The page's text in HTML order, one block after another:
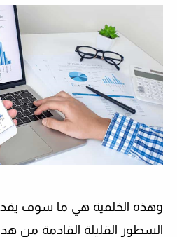
وهذه الخلفية هي ما سوف
السطور القليلة القادمة من